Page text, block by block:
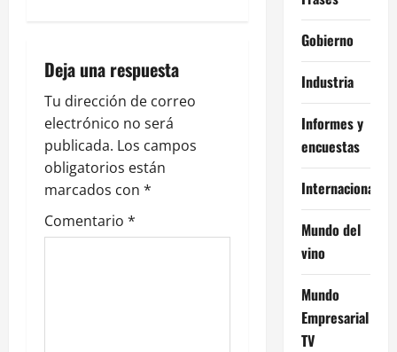
i
ó
n
d
e
Deja una respuesta
Tu dirección de correo
electrónico no será
publicada. Los campos
obligatorios están
marcados con *
Comentario *
Gobierno
Industria
Informes y
encuestas
Internacional
Mundo del
vino
Mundo
Empresarial
TV